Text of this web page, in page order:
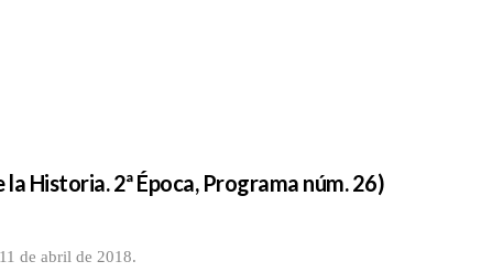
Historia. 2ª Época, Programa núm. 26)
de abril de 2018.